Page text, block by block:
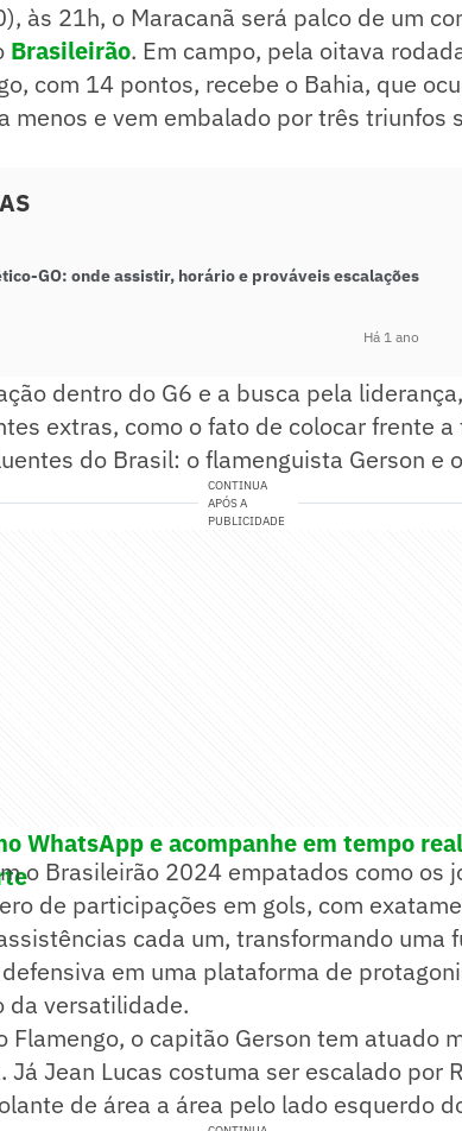
às 21h, o Maracanã será palco de um
Brasileirão. Em campo, pela oitava
com 14 pontos, recebe o Bahia, que
menos e vem embalado por três triunfos
GO: onde assistir, horário e prováveis escalações
Há 1 ano
dentro do G6 e a busca pela
extras, como o fato de colocar frente
do Brasil: o flamenguista Gerson e
CONTINUA
APÓS A
PUBLICIDADE
WhatsApp e acompanhe em tempo
o Brasileirão 2024 empatados como os
de participações em gols, com
cada um, transformando uma
em uma plataforma de
da versatilidade.
Flamengo, o capitão Gerson tem atuado
Jean Lucas costuma ser escalado por
de área a área pelo lado esquerdo